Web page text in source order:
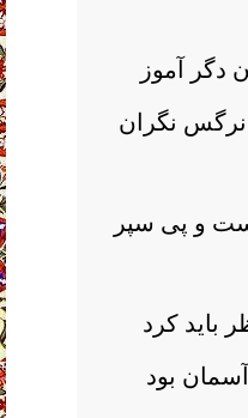
دگر آموز
نرگس نگران
و پی سپر
باید کرد
بود